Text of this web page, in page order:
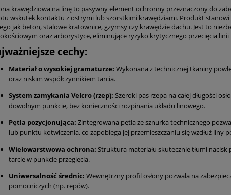
krawędziowa na linę to pasywny element ochronny przeznaczony do
wskutek kontaktu z ostrymi lub szorstkimi krawędziami. Produkt
jak beton, stalowe kratownice, gzymsy czy krawędzie dachu. Jest to
oraz arborystyce, eliminujące ryzyko krytycznego przecięcia
cechy:
Materiał o wysokiej gramaturze: Wykonana z technicznej tkaniny
oraz niskim współczynnikiem tarcia.
System zamykania Velcro (rzep): Szeroki pas rzepa na całej długości
dowolnym punkcie, bez konieczności rozpinania układu linowego.
Pętla pozycjonująca: Zintegrowana pętla ze sznurka technicznego
lub punktu kotwiczenia, co zapobiega jej przemieszczaniu się wzdłuż liny
Wielowarstwowa ochrona: Struktura materiału skutecznie tłumi
tarcie w punkcie przegięcia.
Uniwersalność średnic: Wewnętrzny profil osłony pozwala na
pomocniczych (np. repów).